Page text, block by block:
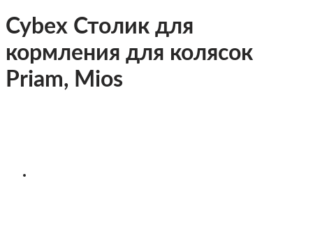
Cybex Столик для
кормления для колясок
Priam, Mios